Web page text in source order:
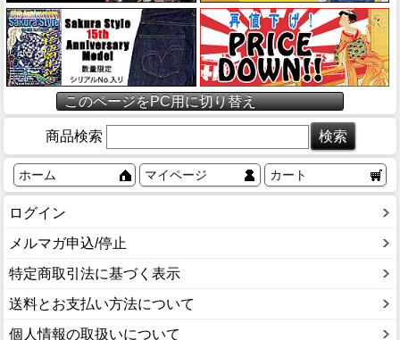
このページをPC用に切り替え
商品検索
ホーム マイページ カート
ログイン
メルマガ申込/停止
特定商取引法に基づく表示
送料とお支払い方法について
個人情報の取扱いについて